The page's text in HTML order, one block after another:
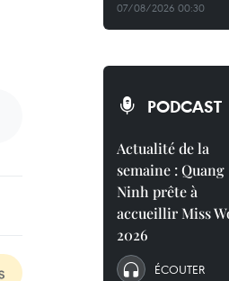
07/08/2026 00:30
PODCAST
Actualité de la
semaine : Quang
Ninh prête à
accueillir Miss
2026
ÉCOUTER